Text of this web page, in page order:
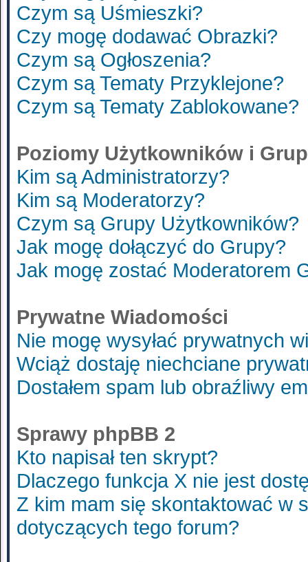
Czym są Uśmieszki?
Czy mogę dodawać Obrazki?
Czym są Ogłoszenia?
Czym są Tematy Przyklejone?
Czym są Tematy Zablokowane?
Poziomy Użytkowników i
Kim są Administratorzy?
Kim są Moderatorzy?
Czym są Grupy Użytkowników?
Jak mogę dołączyć do Grupy?
Jak mogę zostać Moderatorem
Prywatne Wiadomości
Nie mogę wysyłać prywatnych
Wciąż dostaję niechciane
Dostałem spam lub obraźliwy
Sprawy phpBB 2
Kto napisał ten skrypt?
Dlaczego funkcja X nie jest
Z kim mam się skontaktować w
dotyczących tego forum?